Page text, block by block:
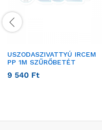
USZODASZIVATTYÚ IRCEM
PP 1M SZŰRŐBETÉT
9 540 Ft